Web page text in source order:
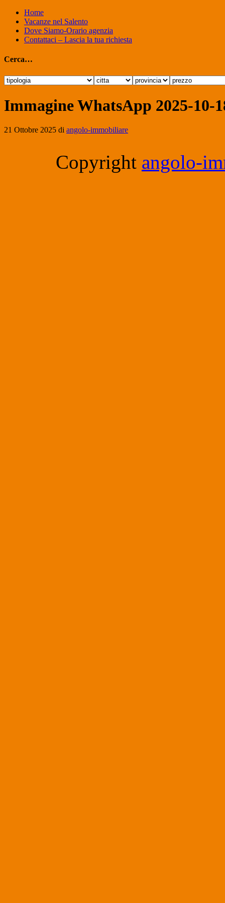
Home
Vacanze nel Salento
Dove Siamo-Orario agenzia
Contattaci – Lascia la tua richiesta
Cerca…
Immagine WhatsApp 2025-10-
21 Ottobre 2025 di angolo-immobiliare
Copyright angolo-